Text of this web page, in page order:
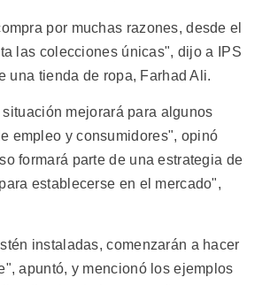
por muchas razones, desde el
las colecciones únicas", dijo a IPS
una tienda de ropa, Farhad Ali.
mejorará para algunos
empleo y consumidores", opinó
formará parte de una estrategia de
establecerse en el mercado",
instaladas, comenzarán a hacer
apuntó, y mencionó los ejemplos